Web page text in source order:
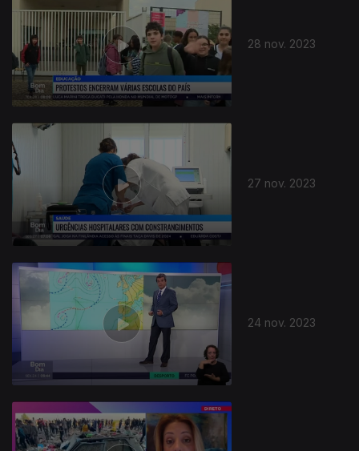
28 nov. 2023
27 nov. 2023
24 nov. 2023